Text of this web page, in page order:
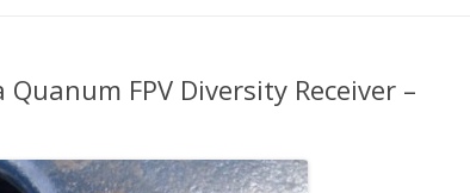
FPV Diversity Receiver –